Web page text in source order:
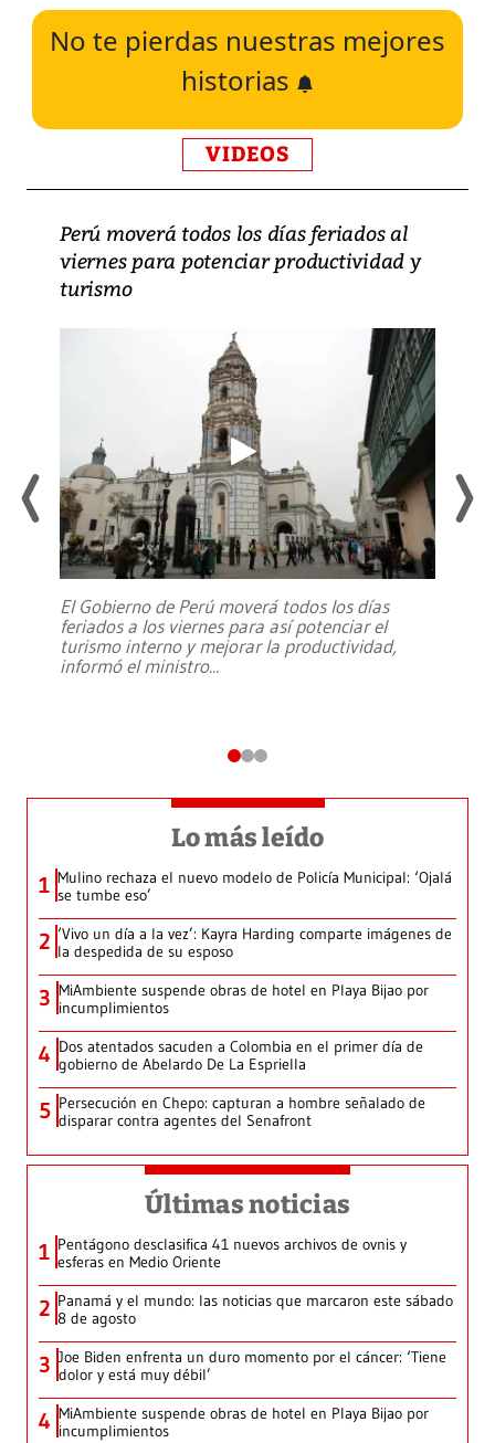
No te pierdas nuestras mejores
historias
VIDEOS
Perú moverá todos los días feriados al
viernes para potenciar productividad y
turismo
El Gobierno de Perú moverá todos los días
feriados a los viernes para así potenciar el
turismo interno y mejorar la productividad,
informó el ministro...
Lo más leído
1 Mulino rechaza el nuevo modelo de Policía Municipal: ‘Ojalá
se tumbe eso’
2 ‘Vivo un día a la vez’: Kayra Harding comparte imágenes de
la despedida de su esposo
3 MiAmbiente suspende obras de hotel en Playa Bijao por
incumplimientos
4 Dos atentados sacuden a Colombia en el primer día de
gobierno de Abelardo De La Espriella
5 Persecución en Chepo: capturan a hombre señalado de
disparar contra agentes del Senafront
Últimas noticias
1 Pentágono desclasifica 41 nuevos archivos de ovnis y
esferas en Medio Oriente
2 Panamá y el mundo: las noticias que marcaron este sábado
8 de agosto
3 Joe Biden enfrenta un duro momento por el cáncer: ‘Tiene
dolor y está muy débil’
4 MiAmbiente suspende obras de hotel en Playa Bijao por
incumplimientos